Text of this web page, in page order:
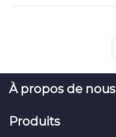
À propos de nous
Produits